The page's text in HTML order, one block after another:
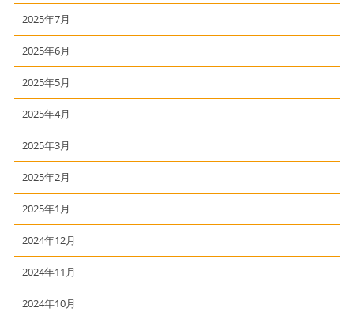
2025年7月
2025年6月
2025年5月
2025年4月
2025年3月
2025年2月
2025年1月
2024年12月
2024年11月
2024年10月